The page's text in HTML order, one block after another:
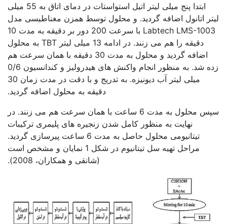
ابتدا پنج میلی لیتر اتیل استواستات در دمای اتاق به 55 میلی
لیتر اتانول اضافه گردید. و محلول توسط همزن مغناطیسی مدل
Labtech LMS-1003 با سرعت 200 دور بر دقیقه به مدت 10
دقیقه را هم می زنند. در ادامه 13 میلی لیتر TBT به محلول
اضافه گردید و محلول به مدت 30 دقیقه با همان سرعت هم
زده شد. به منظور انجام واکنش های هیدرولیز و کندانسیون 0/6
میلی لیتر آب دیونیزه. به تدریج و با دقت در مدت زمان 30
دقیقه به محلول اضافه گردید.
سپس محلول به مدت 6 ساعت با همان سرعت هم می زنند. در
نهایت به منظور کامل شدن زنجیره های پلیمری ترکیبات
تیتانیومی محلول حاصل به مدت 6 ساعت پیرسازی گردید.
مراحل تهیه سل تیتانیوم در شکل 1 نمایان و مشخص است
(شانقی و همکاران، 2008).